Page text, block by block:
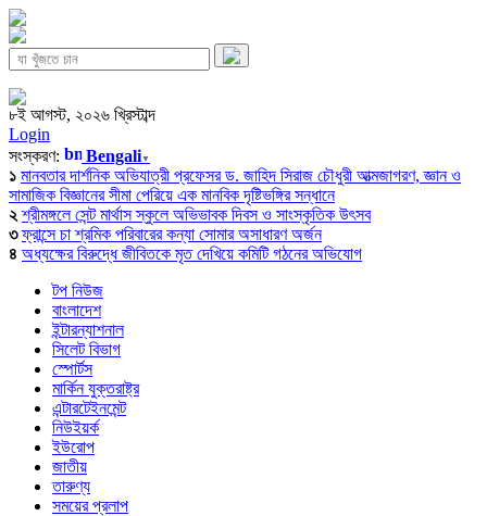
৮ই আগস্ট, ২০২৬ খ্রিস্টাব্দ
Login
সংস্করণ:
Bengali▼
১ মানবতার দার্শনিক অভিযাত্রী প্রফেসর ড. জাহিদ সিরাজ চৌধুরী আত্মজাগরণ, জ্ঞান ও
সামাজিক বিজ্ঞানের সীমা পেরিয়ে এক মানবিক দৃষ্টিভঙ্গির সন্ধানে
২ শ্রীমঙ্গলে সেন্ট মার্থাস স্কুলে অভিভাবক দিবস ও সাংস্কৃতিক উৎসব
৩ ফ্রান্সে চা শ্রমিক পরিবারের কন্যা সোমার অসাধারণ অর্জন
৪ অধ্যক্ষের বিরুদ্ধে জীবিতকে মৃত দেখিয়ে কমিটি গঠনের অভিযোগ
টপ নিউজ
বাংলাদেশ
ইন্টারন্যাশনাল
সিলেট বিভাগ
স্পোর্টস
মার্কিন যুক্তরাষ্ট্র
এন্টারটেইনমেন্ট
নিউইয়র্ক
ইউরোপ
জাতীয়
তারুণ্য
সময়ের প্রলাপ